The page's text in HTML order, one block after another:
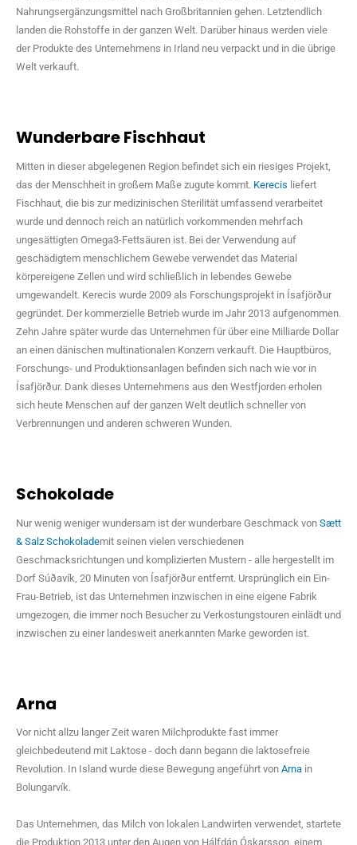
Nahrungsergänzungsmittel nach Großbritannien gehen. Letztendlich
landen die Rohstoffe in der ganzen Welt. Darüber hinaus werden viele
der Produkte des Unternehmens in Irland neu verpackt und in die übrige
Welt verkauft.
Wunderbare Fischhaut
Mitten in dieser abgelegenen Region befindet sich ein riesiges Projekt,
das der Menschheit in großem Maße zugute kommt. Kerecis liefert
Fischhaut, die bis zur medizinischen Sterilität umfassend verarbeitet
wurde und dennoch reich an natürlich vorkommenden mehrfach
ungesättigten Omega3-Fettsäuren ist. Bei der Verwendung auf
geschädigtem menschlichem Gewebe verwendet das Material
körpereigene Zellen und wird schließlich in lebendes Gewebe
umgewandelt. Kerecis wurde 2009 als Forschungsprojekt in Ísafjörður
gegründet. Der kommerzielle Betrieb wurde im Jahr 2013 aufgenommen.
Zehn Jahre später wurde das Unternehmen für über eine Milliarde Dollar
an einen dänischen multinationalen Konzern verkauft. Die Hauptbüros,
Forschungs- und Produktionsanlagen befinden sich nach wie vor in
Ísafjörður. Dank dieses Unternehmens aus den Westfjorden erholen
sich heute Menschen auf der ganzen Welt deutlich schneller von
Verbrennungen und anderen schweren Wunden.
Schokolade
Nur wenig weniger wundersam ist der wunderbare Geschmack von Sætt
& Salz Schokolademit seinen vielen verschiedenen
Geschmacksrichtungen und komplizierten Mustern - alle hergestellt im
Dorf Súðavík, 20 Minuten von Ísafjörður entfernt. Ursprünglich ein Ein-
Frau-Betrieb, ist das Unternehmen inzwischen in eine eigene Fabrik
umgezogen, die immer noch Besucher zu Verkostungstouren einlädt und
inzwischen zu einer landesweit anerkannten Marke geworden ist.
Arna
Vor nicht allzu langer Zeit waren Milchprodukte fast immer
gleichbedeutend mit Laktose - doch dann begann die laktosefreie
Revolution. In Island wurde diese Bewegung angeführt von Arna in
Bolungarvík.
Das Unternehmen, das Milch von lokalen Landwirten verwendet, startete
die Produktion 2013 unter den Augen von Hálfdán Óskarsson, einem